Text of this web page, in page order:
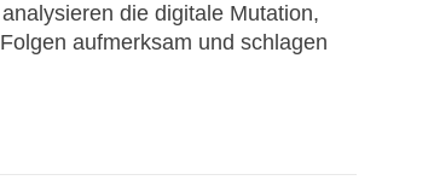
die digitale Mutation,
aufmerksam und schlagen